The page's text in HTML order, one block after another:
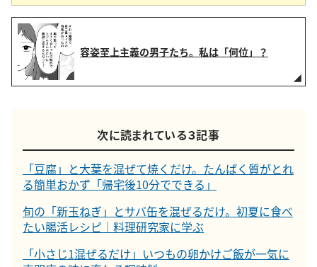
容姿至上主義の男子たち。私は「何位」？
次に読まれている３記事
「豆腐」と大葉を混ぜて焼くだけ。たんぱく質がとれ
る簡単おかず「帰宅後10分でできる」
旬の「新玉ねぎ」とサバ缶を混ぜるだけ。初夏に食べ
たい腸活レシピ｜料理研究家に学ぶ
「小さじ1混ぜるだけ」いつもの卵かけご飯が一気に